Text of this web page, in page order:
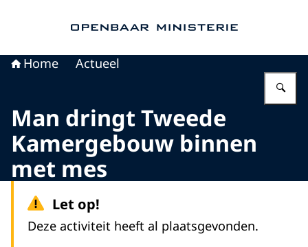
Home Actueel
Man dringt Tweede
Kamergebouw binnen
met mes
Let op!
Deze activiteit heeft al plaatsgevonden.